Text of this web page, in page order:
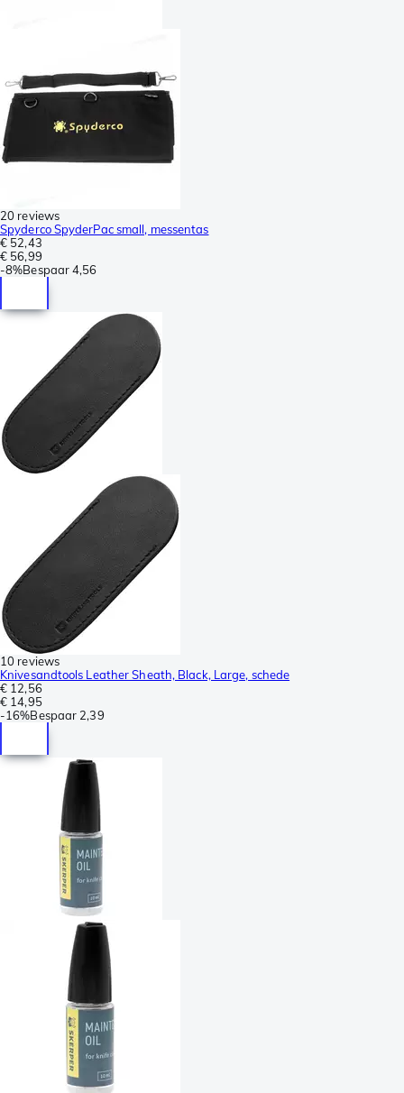
20 reviews
Spyderco SpyderPac small, messentas
€ 52,43
€ 56,99
-8%Bespaar4,56
10 reviews
Knivesandtools Leather Sheath, Black, Large, schede
€ 12,56
€ 14,95
-16%Bespaar 2,39